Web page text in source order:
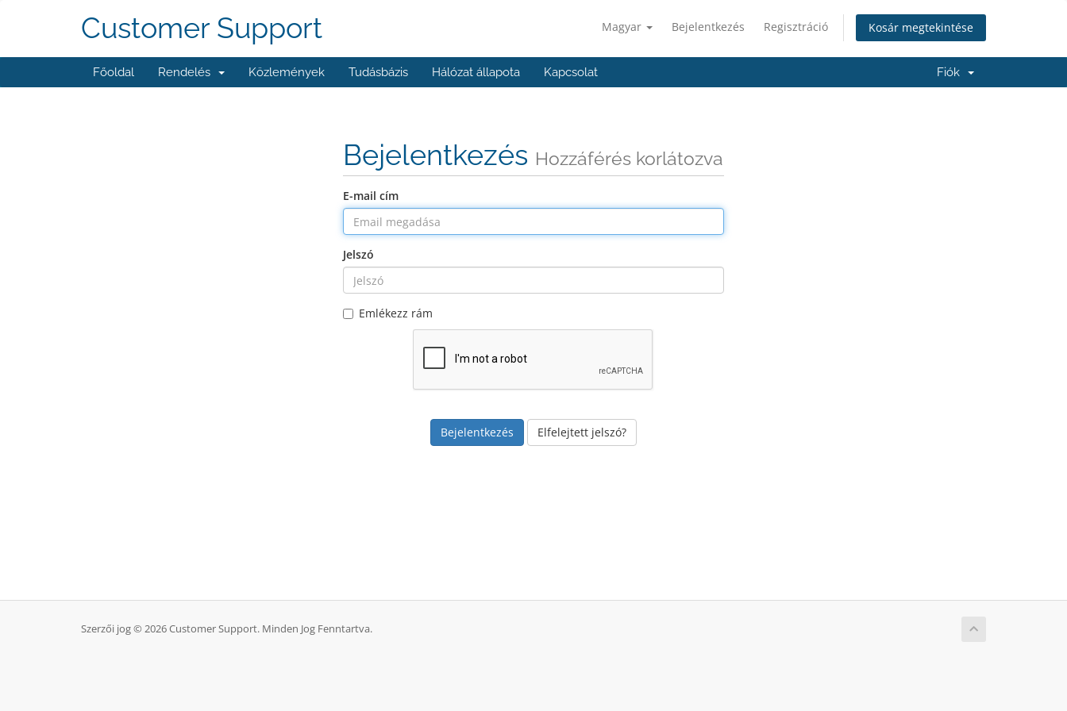
Magyar Bejelentkezés Regisztráció Kosár megtekintése
Customer Support
Főoldal Rendelés Közlemények Tudásbázis Hálózat állapota Kapcsolat Fiók
Bejelentkezés Hozzáférés korlátozva
E-mail cím
Jelszó
Emlékezz rám
Elfelejtett jelszó?
Szerzői jog © 2026 Customer Support. Minden Jog Fenntartva.